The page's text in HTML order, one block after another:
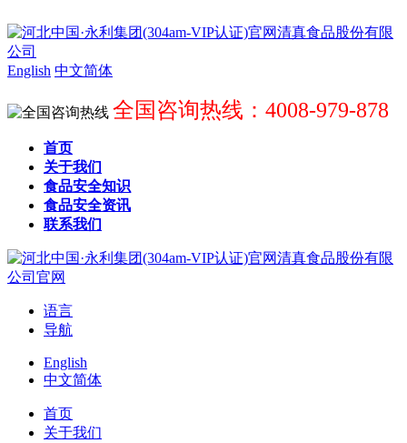
English 中文简体
全国咨询热线：4008-979-878
首页
关于我们
食品安全知识
食品安全资讯
联系我们
语言
导航
English
中文简体
首页
关于我们